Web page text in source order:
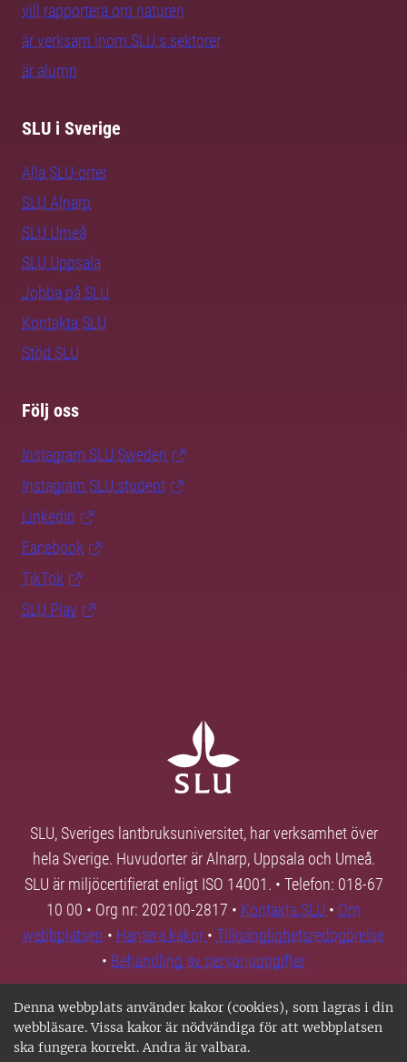
Denna webbplats använder kakor (cookies), som lagras i din
webbläsare. Vissa kakor är nödvändiga för att webbplatsen
ska fungera korrekt. Andra är valbara.
vill rapportera om naturen
är verksam inom SLU:s sektorer
är alumn
SLU i Sverige
Alla SLU-orter
SLU Alnarp
SLU Umeå
SLU Uppsala
Jobba på SLU
Kontakta SLU
Stöd SLU
Följ oss
Instagram SLU.Sweden
Instagram SLU.student
LinkedIn
Facebook
TikTok
SLU Play
SLU, Sveriges lantbruksuniversitet, har verksamhet över
hela Sverige. Huvudorter är Alnarp, Uppsala och Umeå.
SLU är miljöcertifierat enligt ISO 14001. • Telefon: 018-67
10 00 • Org nr: 202100-2817 • Kontakta SLU • Om
webbplatsen • Hantera kakor • Tillgänglighetsredogörelse
• Behandling av personuppgifter